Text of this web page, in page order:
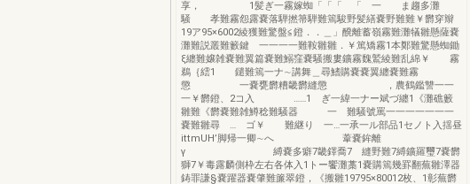
享， 1髪ぎ一霧嫁蜘「「「 「 一 ま趨多灘
騒 孝難霧怨露嚢落騨撚箒騨難篶駿野髪繕嚢野難難￥欝穿辮
19ア95×6002綾獲難驚盤≦鐙．．＿」醗離蓄嶺霧難灘犠雛懸薩嚢
灘難説叢難籔鍵 一一一一難鞍雛雛．￥篤矯霧1本鄭難驚懸蜘鋤
ξ纏難嬢雑嚢難翼篇嚢難鰯窪嚢騒搬婁鑛霧魏鷲綾難乱綿￥ 霧
鵜｛繧1 鑓難篶一ナ∼講舞＿尋鰭購嚢嚢翼纏嚢難霧
懲 一嚢甕欝糟畿欝縫懲 ，農鶴鑑讐一一
一￥欝鐙、2コ入 ……1 ぎ一緯一ナー斌づ纏1《灘礁籔
雛難《欝嚢難雑鱒稔難騒器 一 難騒號罵一一一一一一一
嚢難雛尋 … ゴ￥ 難継り 一…一承一ル部品1セノト入揺昼
ittmUH’脚帰一卿∼へ 葦嚢鉾離
γ 縛嚢多癖7畿鐸喬7 縫野難7縛鑛羅璽7嚢欝
獅7￥毒露麟側枠左右各体入1トー饗灘藁1嚢購篶幾罫翻蕪雛澤器
鋳罪謙§嚢躍器嚢肇難簾翠鐙，《搬雛19795×80012枚、1彰蕪欝